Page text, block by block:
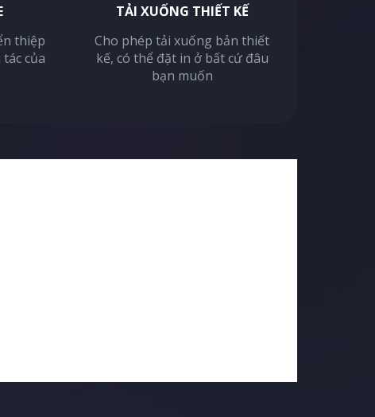
thiệp
của
TẢI XUỐNG THIẾT KẾ
Cho phép tải xuống bản thiết
kế, có thể đặt in ở bất cứ đâu
bạn muốn